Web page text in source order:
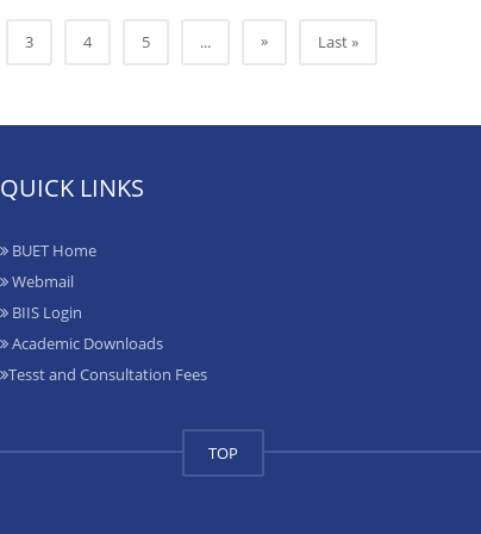
3 4 5 ... » Last »
QUICK LINKS
BUET Home
Webmail
BIIS Login
Academic Downloads
Tesst and Consultation Fees
TOP